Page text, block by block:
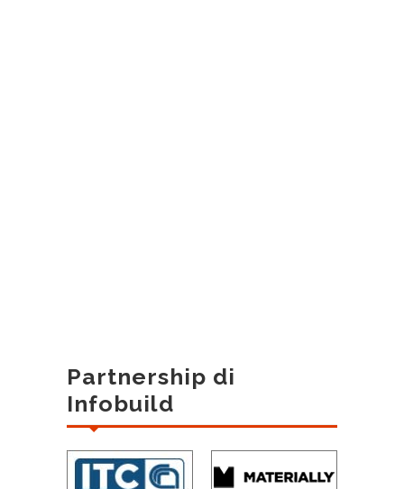
Partnership di
Infobuild